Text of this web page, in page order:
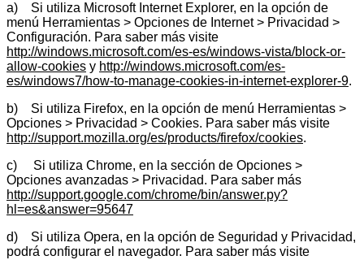
a) Si utiliza Microsoft Internet Explorer, en la opción de
menú Herramientas > Opciones de Internet > Privacidad >
Configuración. Para saber más visite
http://windows.microsoft.com/es-es/windows-vista/block-or-
allow-cookies y http://windows.microsoft.com/es-
es/windows7/how-to-manage-cookies-in-internet-explorer-9.
b) Si utiliza Firefox, en la opción de menú Herramientas >
Opciones > Privacidad > Cookies. Para saber más visite
http://support.mozilla.org/es/products/firefox/cookies.
c) Si utiliza Chrome, en la sección de Opciones >
Opciones avanzadas > Privacidad. Para saber más
http://support.google.com/chrome/bin/answer.py?
hl=es&answer=95647
d) Si utiliza Opera, en la opción de Seguridad y Privacidad,
podrá configurar el navegador. Para saber más visite